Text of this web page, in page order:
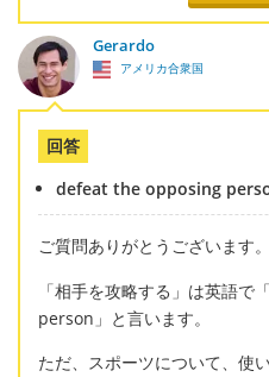
Gerardo
アメリカ合衆国
回答
defeat the opposing
ご質問ありがとうございます。
「相手を攻略する」は英語
person」と言います。
ただ、スポーツについて、使